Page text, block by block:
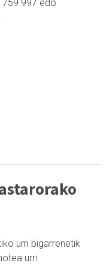
997 edo
urri bigarrenetik
urri